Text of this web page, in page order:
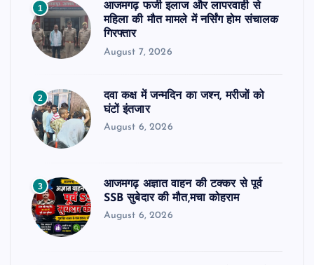
1
आजमगढ़ फर्जी इलाज और लापरवाही से
महिला की मौत मामले में नर्सिंग होम संचालक
गिरफ्तार
August 7, 2026
2
दवा कक्ष में जन्मदिन का जश्न, मरीजों को
घंटों इंतजार
August 6, 2026
3
आजमगढ़ अज्ञात वाहन की टक्कर से पूर्व
SSB सुबेदार की मौत,मचा कोहराम
August 6, 2026